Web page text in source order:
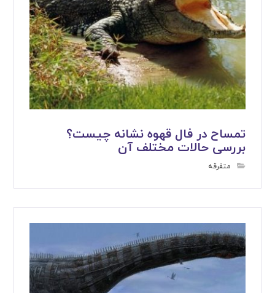
تمساح در فال قهوه نشانه چیست؟
بررسی حالات مختلف آن
متفرقه